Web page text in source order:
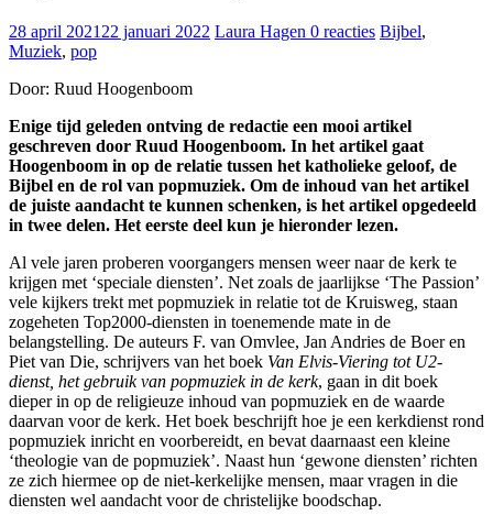
28 april 2021 22 januari 2022 Laura Hagen 0 reacties Bijbel,
Muziek, pop
Door: Ruud Hoogenboom
Enige tijd geleden ontving de redactie een mooi artikel
geschreven door Ruud Hoogenboom. In het artikel gaat
Hoogenboom in op de relatie tussen het katholieke geloof, de
Bijbel en de rol van popmuziek. Om de inhoud van het artikel
de juiste aandacht te kunnen schenken, is het artikel opgedeeld
in twee delen. Het eerste deel kun je hieronder lezen.
Al vele jaren proberen voorgangers mensen weer naar de kerk te
krijgen met ‘speciale diensten’. Net zoals de jaarlijkse ‘The Passion’
vele kijkers trekt met popmuziek in relatie tot de Kruisweg, staan
zogeheten Top2000-diensten in toenemende mate in de
belangstelling. De auteurs F. van Omvlee, Jan Andries de Boer en
Piet van Die, schrijvers van het boek Van Elvis-Viering tot U2-
dienst, het gebruik van popmuziek in de kerk, gaan in dit boek
dieper in op de religieuze inhoud van popmuziek en de waarde
daarvan voor de kerk. Het boek beschrijft hoe je een kerkdienst rond
popmuziek inricht en voorbereidt, en bevat daarnaast een kleine
‘theologie van de popmuziek’. Naast hun ‘gewone diensten’ richten
ze zich hiermee op de niet-kerkelijke mensen, maar vragen in die
diensten wel aandacht voor de christelijke boodschap.